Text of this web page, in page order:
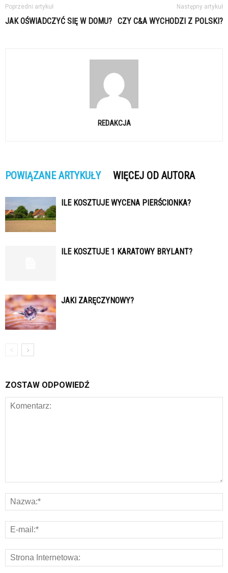
Poprzedni artykuł
JAK OŚWIADCZYĆ SIĘ W DOMU?
Następny artykuł
CZY C&A WYCHODZI Z POLSKI?
REDAKCJA
POWIĄZANE ARTYKUŁY WIĘCEJ OD AUTORA
ILE KOSZTUJE WYCENA PIERŚCIONKA?
ILE KOSZTUJE 1 KARATOWY BRYLANT?
JAKI ZARĘCZYNOWY?
ZOSTAW ODPOWIEDŹ